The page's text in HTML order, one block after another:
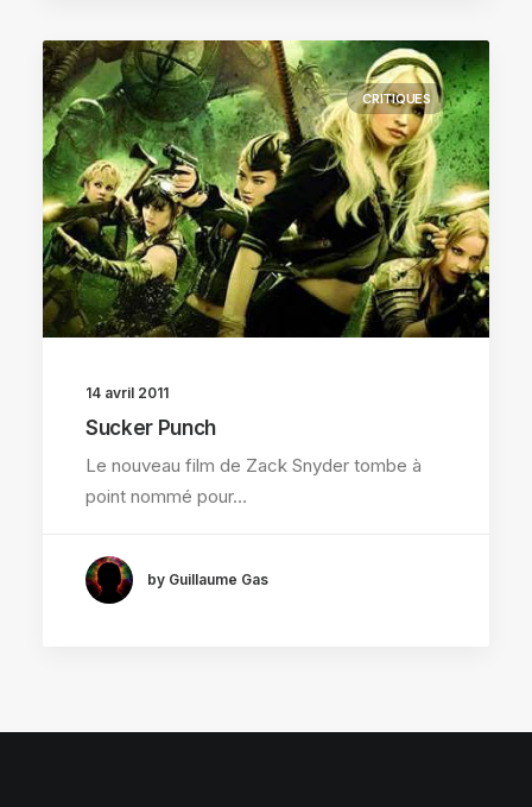
CRITIQUES
14 avril 2011
Sucker Punch
Le nouveau film de Zack Snyder tombe à
point nommé pour…
by Guillaume Gas